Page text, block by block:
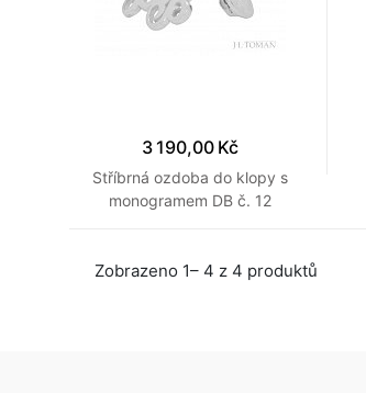
3 190,00 Kč
Stříbrná ozdoba do klopy s
monogramem DB č. 12
Zobrazeno 1– 4 z 4 produktů